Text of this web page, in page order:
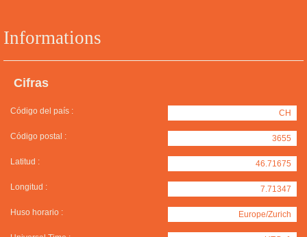
Informations
Cifras
Código del país : CH
Código postal : 3655
Latitud : 46.71675
Longitud : 7.71347
Huso horario : Europe/Zurich